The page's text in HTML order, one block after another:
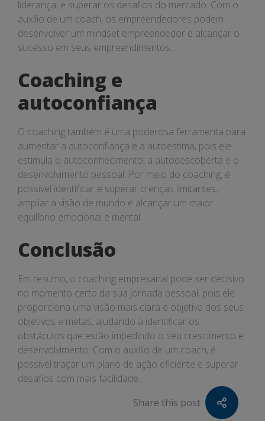
liderança, e superar os desafios do mercado. Com o
auxílio de um coach, os empreendedores podem
desenvolver um mindset empreendedor e alcançar o
sucesso em seus empreendimentos.
Coaching e
autoconfiança
O coaching também é uma poderosa ferramenta para
aumentar a autoconfiança e a autoestima, pois ele
estimula o autoconhecimento, a autodescoberta e o
desenvolvimento pessoal. Por meio do coaching, é
possível identificar e superar crenças limitantes,
ampliar a visão de mundo e alcançar um maior
equilíbrio emocional e mental.
Conclusão
Em resumo, o coaching empresarial pode ser decisivo
no momento certo da sua jornada pessoal, pois ele
proporciona uma visão mais clara e objetiva dos seus
objetivos e metas, ajudando a identificar os
obstáculos que estão impedindo o seu crescimento e
desenvolvimento. Com o auxílio de um coach, é
possível traçar um plano de ação eficiente e superar
desafios com mais facilidade.
Share this post